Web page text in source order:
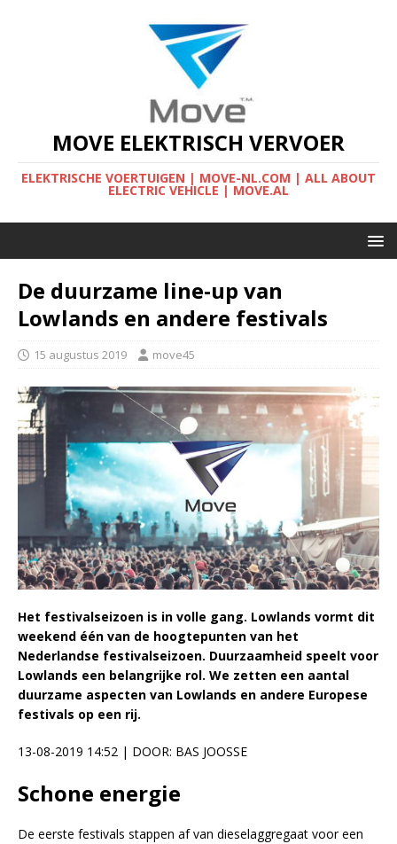
MOVE ELEKTRISCH VERVOER
ELEKTRISCHE VOERTUIGEN | MOVE-NL.COM | ALL ABOUT
ELECTRIC VEHICLE | MOVE.AL
De duurzame line-up van
Lowlands en andere festivals
15 augustus 2019 move45
Het festivalseizoen is in volle gang. Lowlands vormt dit
weekend één van de hoogtepunten van het
Nederlandse festivalseizoen. Duurzaamheid speelt voor
Lowlands een belangrijke rol. We zetten een aantal
duurzame aspecten van Lowlands en andere Europese
festivals op een rij.
13-08-2019 14:52 | DOOR: BAS JOOSSE
Schone energie
De eerste festivals stappen af van dieselaggregaat voor een